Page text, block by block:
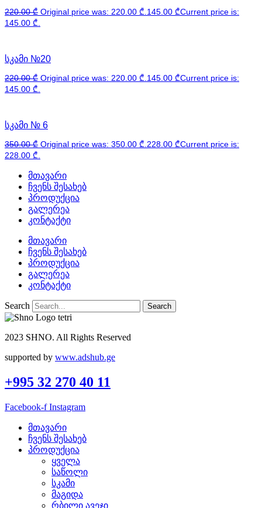
220.00₾ Original price was: 220.00 ₾. 145.00 ₾Current price is:
145.00 ₾.
სკამი №20
220.00₾ Original price was: 220.00 ₾. 145.00 ₾Current price is:
145.00 ₾.
სკამი № 6
350.00₾ Original price was: 350.00 ₾.228.00 ₾Current price is:
228.00 ₾.
მთავარი
ჩვენს შესახებ
პროდუქცია
გალერეა
კონტაქტი
მთავარი
ჩვენს შესახებ
პროდუქცია
გალერეა
კონტაქტი
Search Search
2023 SHNO. All Rights Reserved
supported by www.adshub.ge
+995 32 270 40 11
Facebook-f Instagram
მთავარი
ჩვენს შესახებ
პროდუქცია
ყველა
საწოლი
სკამი
მაგიდა
რბილი ავეჯი